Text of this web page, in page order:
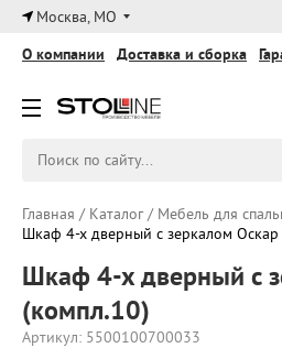
Москва, МО
О компании Доставка и сборка
Главная / Каталог/ Мебель для
Шкаф 4-х дверный с зеркалом Оскар
Шкаф 4-х дверный с
(компл.10)
Артикул: 5500100700033